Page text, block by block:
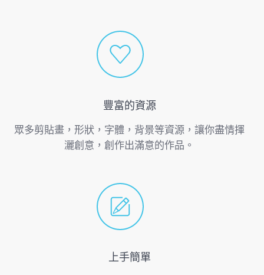
豐富的資源
眾多剪貼畫，形狀，字體，背景等資源，讓你盡情揮
灑創意，創作出滿意的作品。
上手簡單